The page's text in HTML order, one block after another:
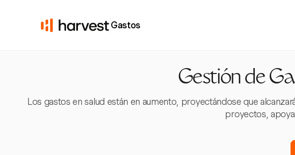
Gastos
Gestión de
Los gastos en salud están en aumento, proyectándose que
proyectos,